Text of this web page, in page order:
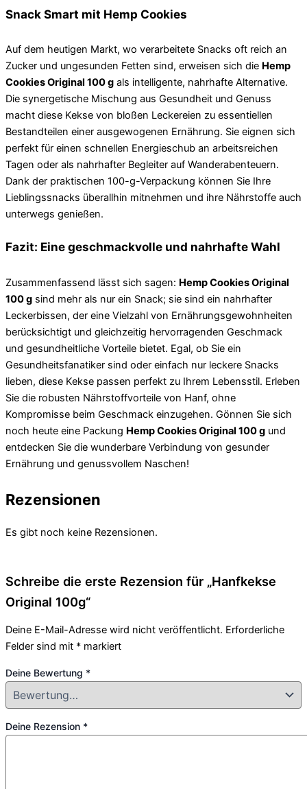
Snack Smart mit Hemp Cookies
Auf dem heutigen Markt, wo verarbeitete Snacks oft reich an
Zucker und ungesunden Fetten sind, erweisen sich die Hemp
Cookies Original 100 g als intelligente, nahrhafte Alternative.
Die synergetische Mischung aus Gesundheit und Genuss
macht diese Kekse von bloßen Leckereien zu essentiellen
Bestandteilen einer ausgewogenen Ernährung. Sie eignen sich
perfekt für einen schnellen Energieschub an arbeitsreichen
Tagen oder als nahrhafter Begleiter auf Wanderabenteuern.
Dank der praktischen 100-g-Verpackung können Sie Ihre
Lieblingssnacks überallhin mitnehmen und ihre Nährstoffe auch
unterwegs genießen.
Fazit: Eine geschmackvolle und nahrhafte Wahl
Zusammenfassend lässt sich sagen: Hemp Cookies Original
100 g sind mehr als nur ein Snack; sie sind ein nahrhafter
Leckerbissen, der eine Vielzahl von Ernährungsgewohnheiten
berücksichtigt und gleichzeitig hervorragenden Geschmack
und gesundheitliche Vorteile bietet. Egal, ob Sie ein
Gesundheitsfanatiker sind oder einfach nur leckere Snacks
lieben, diese Kekse passen perfekt zu Ihrem Lebensstil. Erleben
Sie die robusten Nährstoffvorteile von Hanf, ohne
Kompromisse beim Geschmack einzugehen. Gönnen Sie sich
noch heute eine Packung Hemp Cookies Original 100 g und
entdecken Sie die wunderbare Verbindung von gesunder
Ernährung und genussvollem Naschen!
Rezensionen
Es gibt noch keine Rezensionen.
Schreibe die erste Rezension für „Hanfkekse
Original 100g“
Deine E-Mail-Adresse wird nicht veröffentlicht. Erforderliche
Felder sind mit * markiert
Deine Bewertung *
Deine Rezension *